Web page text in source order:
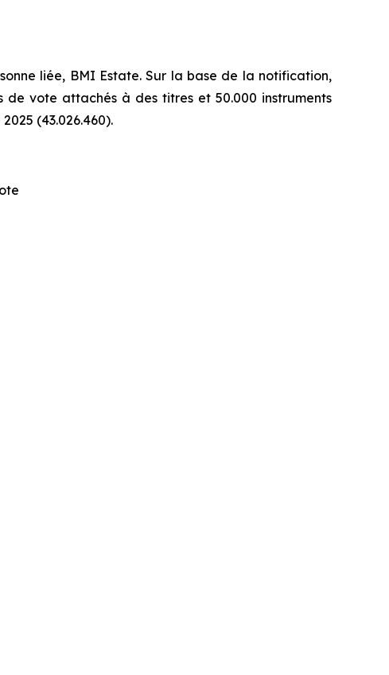
liée, BMI Estate. Sur la base de la notification,
de vote attachés à des titres et 50.000 instruments
(43.026.460).